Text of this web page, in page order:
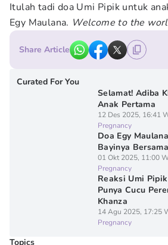
Itulah tadi doa Umi Pipik untuk
Egy Maulana. Welcome to the
Share Article
Curated For You
Selamat! Adiba
Anak Pertama
12 Des 2025, 16:41
Pregnancy
Doa Egy
Bayinya
01 Okt 2025, 11:00
Pregnancy
Reaksi Umi
Punya Cucu
Khanza
14 Agu 2025, 17:25
Pregnancy
Topics